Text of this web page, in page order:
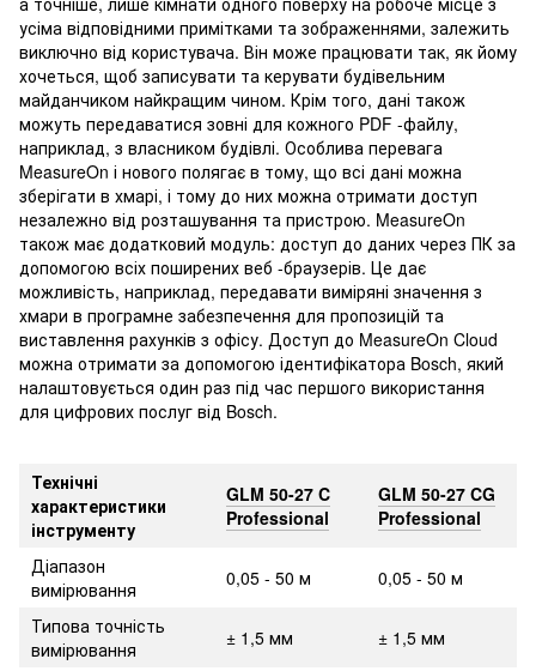
усіма відповідними примітками та зображеннями, залежить
виключно від користувача. Він може працювати так, як йому
хочеться, щоб записувати та керувати будівельним
майданчиком найкращим чином. Крім того, дані також
можуть передаватися зовні для кожного PDF -файлу,
наприклад, з власником будівлі. Особлива перевага
MeasureOn і нового полягає в тому, що всі дані можна
зберігати в хмарі, і тому до них можна отримати доступ
незалежно від розташування та пристрою. MeasureOn
також має додатковий модуль: доступ до даних через ПК за
допомогою всіх поширених веб -браузерів. Це дає
можливість, наприклад, передавати виміряні значення з
хмари в програмне забезпечення для пропозицій та
виставлення рахунків з офісу. Доступ до MeasureOn Cloud
можна отримати за допомогою ідентифікатора Bosch, який
налаштовується один раз під час першого використання
для цифрових послуг від Bosch.
Технічні
характеристики
інструменту
GLM 50-27 C
Professional
GLM 50-27 CG
Professional
Діапазон
вимірювання
0,05 - 50 м
0,05 - 50 м
Типова точність
вимірювання
± 1,5 мм
± 1,5 мм